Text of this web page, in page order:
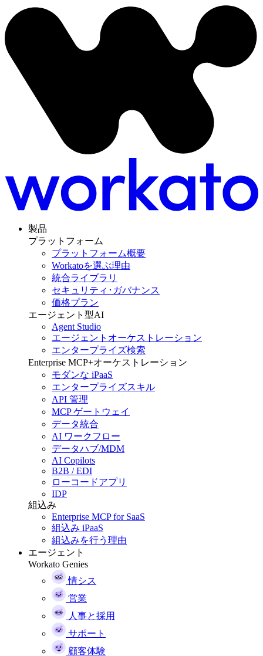
製品
プラットフォーム
プラットフォーム概要
Workatoを選ぶ理由
統合ライブラリ
セキュリティ･ガバナンス
価格プラン
エージェント型AI
Agent Studio
エージェントオーケストレーション
エンタープライズ検索
Enterprise MCP+オーケストレーション
モダンな iPaaS
エンタープライズスキル
API 管理
MCP ゲートウェイ
データ統合
AI ワークフロー
データハブ/MDM
AI Copilots
B2B / EDI
ローコードアプリ
IDP
組込み
Enterprise MCP for SaaS
組込み iPaaS
組込みを行う理由
エージェント
Workato Genies
情シス
営業
人事と採用
サポート
顧客体験